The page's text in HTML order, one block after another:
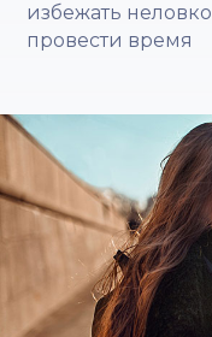
избежать
провести время